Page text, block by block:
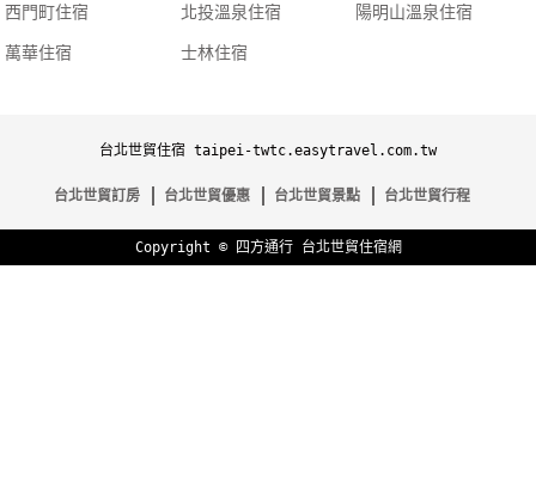
西門町住宿 北投溫泉住宿 陽明山溫泉住宿
萬華住宿 士林住宿
台北世貿住宿 taipei-twtc.easytravel.com.tw
台北世貿訂房 台北世貿優惠 台北世貿景點 台北世貿行程
Copyright © 四方通行 台北世貿住宿網